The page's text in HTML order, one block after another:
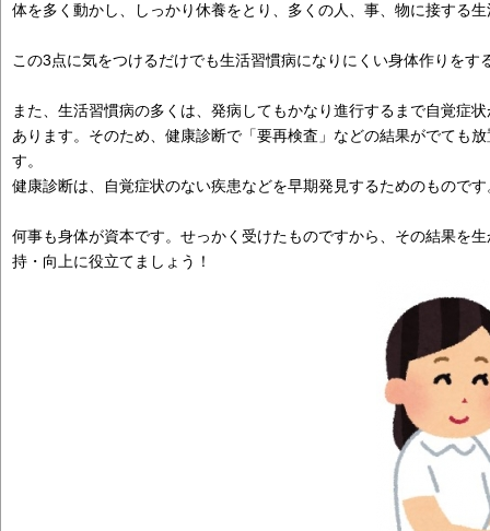
体を多く動かし、しっかり休養をとり、多くの人、事、物に接する
この3点に気をつけるだけでも生活習慣病になりにくい身体作りをす
また、生活習慣病の多くは、発病してもかなり進行するまで自覚症
あります。そのため、健康診断で「要再検査」などの結果がでても
す。
健康診断は、自覚症状のない疾患などを早期発見するためのものです
何事も身体が資本です。せっかく受けたものですから、その結果を
持・向上に役立てましょう！